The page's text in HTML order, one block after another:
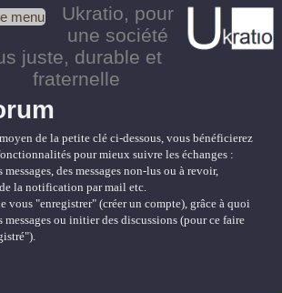
menu Ukratio, pour
une société
juste, durable et
fraternelle
de la petite clé ci-dessous, vous bénéficierez
pour mieux suivre les échanges :
des messages non-lus ou à revoir,
la notification par mail etc.
vous "enregistrer" (créer un compte), grâce à quoi
ou initier des discussions (pour ce faire